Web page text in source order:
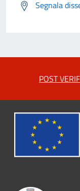
Segnala
POST